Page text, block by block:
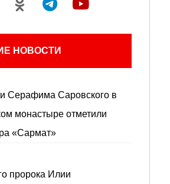
НОВОСТИ
Серафима Саровского в
монастыре отметили
«Сармат»
пророка Илии